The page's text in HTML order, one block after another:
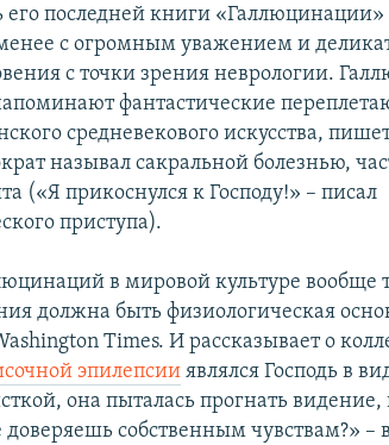
последней книги «Галлюцинации»
с огромным уважением и
с точки зрения неврологии.
фантастические
средневекового искусства,
называл сакральной болезнью,
(«Я прикоснулся к Господу!» – писал
приступа).
в мировой культуре вообще
должна быть физиологическая
Times. И рассказывает о
эпилепсии являлся Господь в
она пыталась прогнать видение,
собственным чувствам?» –